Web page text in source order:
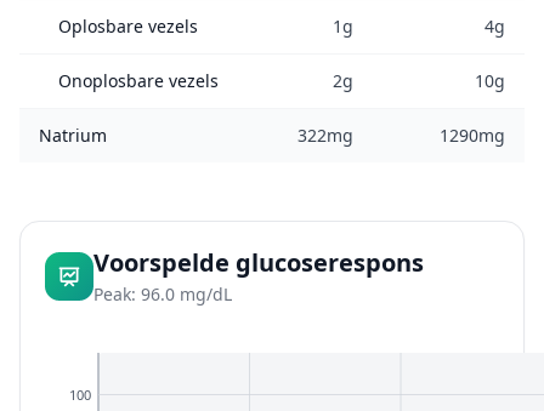
Oplosbare vezels 1g 4g
Onoplosbare vezels 2g 10g
Natrium 322mg 1290mg
Voorspelde glucoserespons
Peak: 96.0 mg/dL
100